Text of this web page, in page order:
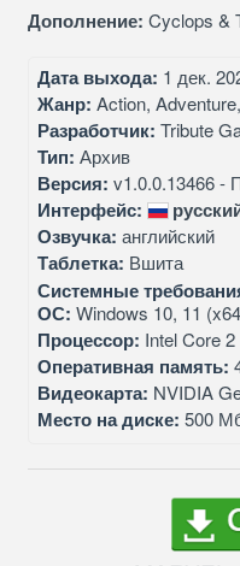
Дополнение: Cyclops &
Дата выхода: 1 дек.
Жанр: Action,
Разработчик: Tribute
Тип: Архив
Версия: v1.0.0.13466 -
Интерфейс:
Озвучка: английский
Таблетка: Вшита
Системные
ОС: Windows 10, 11
Процессор: Intel Core
Оперативная память:
Видеокарта: NVIDIA
Место на диске: 500